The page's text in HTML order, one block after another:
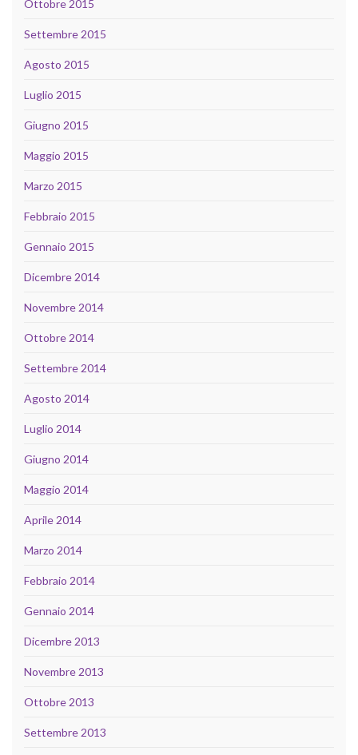
Ottobre 2015
Settembre 2015
Agosto 2015
Luglio 2015
Giugno 2015
Maggio 2015
Marzo 2015
Febbraio 2015
Gennaio 2015
Dicembre 2014
Novembre 2014
Ottobre 2014
Settembre 2014
Agosto 2014
Luglio 2014
Giugno 2014
Maggio 2014
Aprile 2014
Marzo 2014
Febbraio 2014
Gennaio 2014
Dicembre 2013
Novembre 2013
Ottobre 2013
Settembre 2013